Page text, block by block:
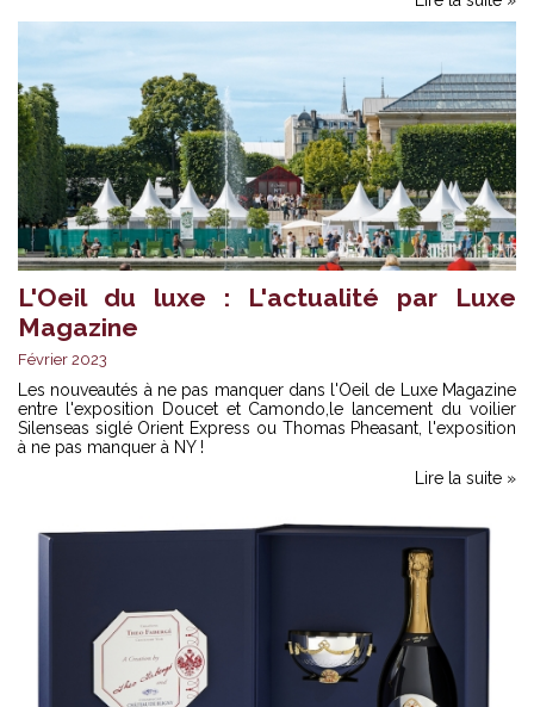
L'Oeil du luxe : L'actualité par Luxe
Magazine
Février 2023
Les nouveautés à ne pas manquer dans l'Oeil de Luxe Magazine
entre l'exposition Doucet et Camondo,le lancement du voilier
Silenseas siglé Orient Express ou Thomas Pheasant, l'exposition
à ne pas manquer à NY !
Lire la suite »